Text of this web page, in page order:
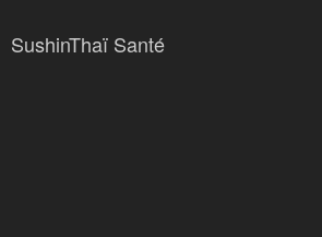
SushinThaï Santé